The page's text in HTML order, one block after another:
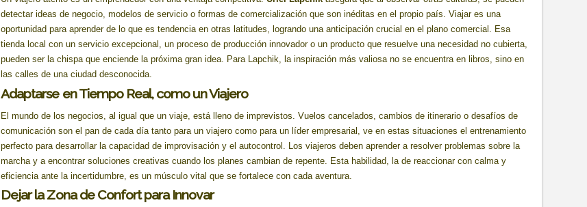
detectar ideas de negocio, modelos de servicio o formas de comercialización que son inéditas en el propio país. Viajar es una
oportunidad para aprender de lo que es tendencia en otras latitudes, logrando una anticipación crucial en el plano comercial. Esa
tienda local con un servicio excepcional, un proceso de producción innovador o un producto que resuelve una necesidad no cubierta,
pueden ser la chispa que enciende la próxima gran idea. Para Lapchik, la inspiración más valiosa no se encuentra en libros, sino en
las calles de una ciudad desconocida.
Adaptarse en Tiempo Real, como un Viajero
El mundo de los negocios, al igual que un viaje, está lleno de imprevistos. Vuelos cancelados, cambios de itinerario o desafíos de
comunicación son el pan de cada día tanto para un viajero como para un líder empresarial, ve en estas situaciones el entrenamiento
perfecto para desarrollar la capacidad de improvisación y el autocontrol. Los viajeros deben aprender a resolver problemas sobre la
marcha y a encontrar soluciones creativas cuando los planes cambian de repente. Esta habilidad, la de reaccionar con calma y
eficiencia ante la incertidumbre, es un músculo vital que se fortalece con cada aventura.
Dejar la Zona de Confort para Innovar